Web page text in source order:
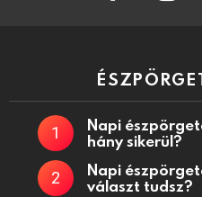
Napi
hány sikerül?
Napi
választ tudsz?